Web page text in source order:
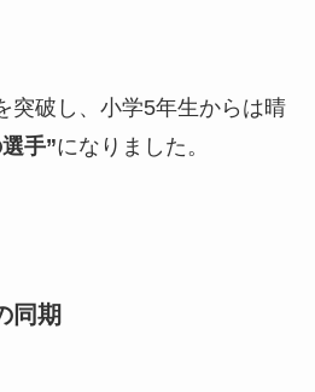
突破し、小学5年生からは晴
手”になりました。
同期